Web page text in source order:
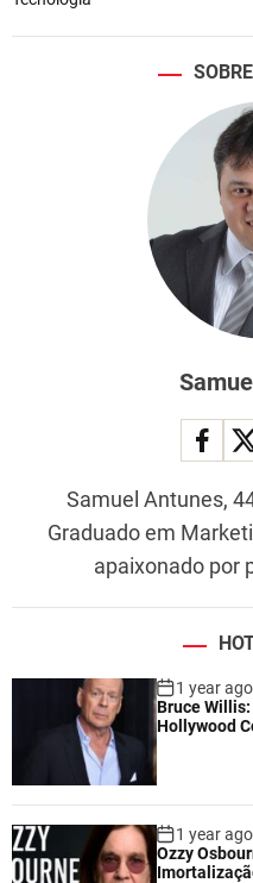
Samuel Antunes,
Graduado em
apaixonado por
1 year ago
Bruce
Hollywood
1 year ago
Ozzy